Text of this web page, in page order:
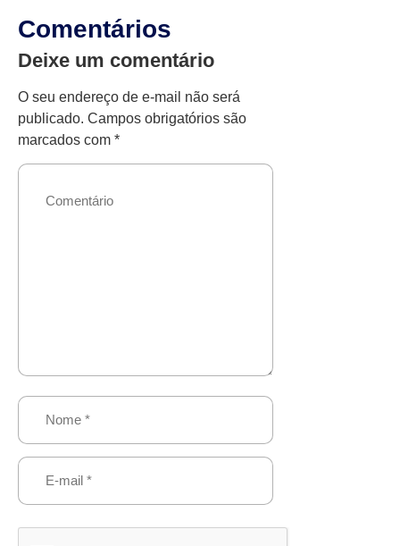
Comentários
Deixe um comentário
O seu endereço de e-mail não será
publicado. Campos obrigatórios são
marcados com *